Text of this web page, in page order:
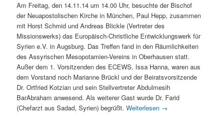
Am Freitag, den 14.11.14 um 14.00 Uhr, besuchte der Bischof
der Neuapostolischen Kirche in München, Paul Hepp, zusammen
mit Horst Schmid und Andreas Blickle (Vertreter des
Missionswerks) das Europäisch-Christliche Entwicklungswerk für
Syrien e.V. in Augsburg. Das Treffen fand in den Räumlichkeiten
des Assyrischen Mesopotamien-Vereins in Oberhausen statt.
Außer dem 1. Vorsitzenden des ECEWS, Issa Hanna, waren aus
dem Vorstand noch Marianne Brückl und der Beiratsvorsitzende
Dr. Ortfried Kotzian und sein Stellvertreter Abdulmesih
BarAbraham anwesend. Als weiterer Gast wurde Dr. Farid
(Chefarzt aus Sadad, Syrien) begrüßt.Weiterlesen →